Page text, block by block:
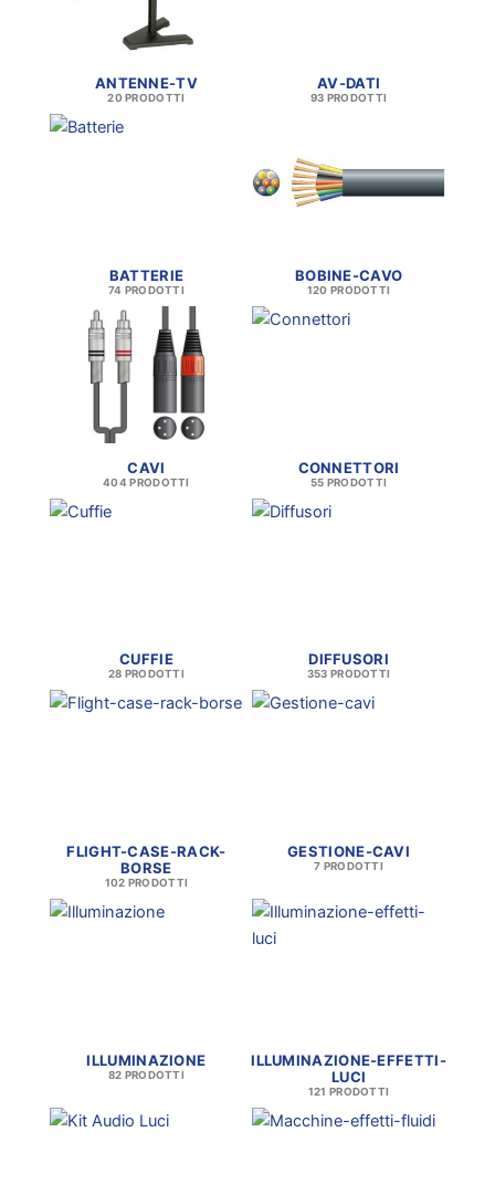
ANTENNE-TV
20 PRODOTTI
AV-DATI
93 PRODOTTI
BATTERIE
74 PRODOTTI
BOBINE-CAVO
120 PRODOTTI
CAVI
404 PRODOTTI
CONNETTORI
55 PRODOTTI
CUFFIE
28 PRODOTTI
DIFFUSORI
353 PRODOTTI
FLIGHT-CASE-RACK-
BORSE
102 PRODOTTI
GESTIONE-CAVI
7 PRODOTTI
ILLUMINAZIONE
82 PRODOTTI
ILLUMINAZIONE-EFFETTI-
LUCI
121 PRODOTTI